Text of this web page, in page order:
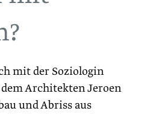
mit der Soziologin
Architekten Jeroen
und Abriss aus